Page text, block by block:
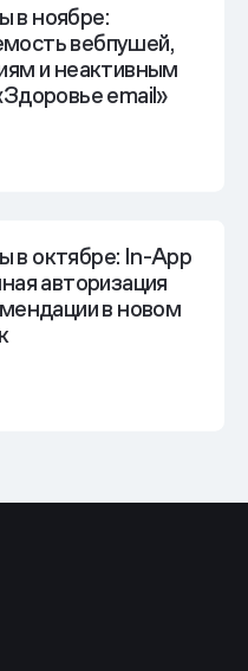
в ноябре:
вебпушей,
и неактивным
email»
в октябре: In-App
авторизация
в новом